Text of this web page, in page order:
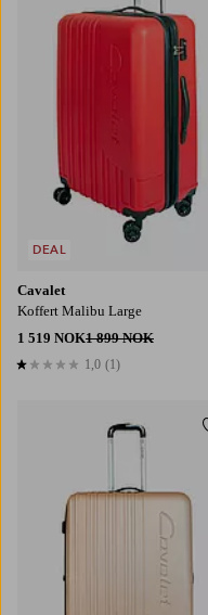
Cavalet
Koffert Malibu Large
1 519 NOK1 899 NOK
1,0 basert på 1 karaktergivninger
1,0 (1)
DEAL